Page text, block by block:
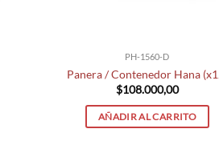
PH-1560-D
Panera / Contenedor Hana
$108.000,00
AÑADIR AL CARRITO